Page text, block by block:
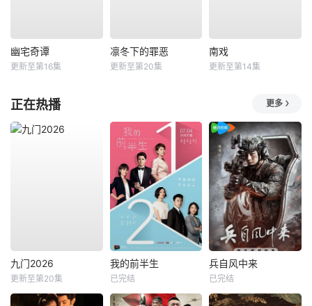
幽宅奇谭
更新至第16集
凛冬下的罪恶
更新至第20集
南戏
更新至第14集
正在热播 更多
九门2026
更新至第20集
我的前半生
已完结
兵自风中来
已完结